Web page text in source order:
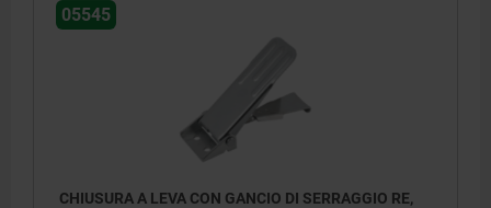
05545
CHIUSURA A LEVA CON GANCIO DI SERRAGGIO RE,